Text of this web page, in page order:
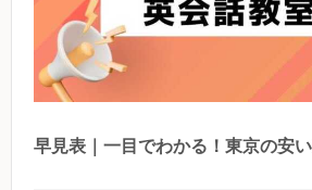
早見表｜一目でわかる！東京の安